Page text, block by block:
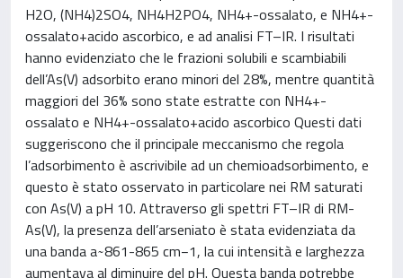
H2O, (NH4)2SO4, NH4H2PO4, NH4+-ossalato, e NH4+-
ossalato+acido ascorbico, e ad analisi FT–IR. I risultati
hanno evidenziato che le frazioni solubili e scambiabili
dell’As(V) adsorbito erano minori del 28%, mentre quantità
maggiori del 36% sono state estratte con NH4+-
ossalato e NH4+-ossalato+acido ascorbico Questi dati
suggeriscono che il principale meccanismo che regola
l’adsorbimento è ascrivibile ad un chemioadsorbimento, e
questo è stato osservato in particolare nei RM saturati
con As(V) a pH 10. Attraverso gli spettri FT–IR di RM-
As(V), la presenza dell’arseniato è stata evidenziata da
una banda a ̴ 861-865 cm−1, la cui intensità e larghezza
aumentava al diminuire del pH. Questa banda potrebbe